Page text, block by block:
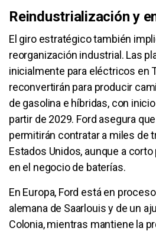
Reindustrialización y
El giro estratégico también
reorganización industrial. Las
inicialmente para eléctricos en
reconvertirán para producir
de gasolina e híbridas, con
partir de 2029. Ford asegura
permitirán contratar a miles de
Estados Unidos, aunque a
en el negocio de baterías.
En Europa, Ford está en
alemana de Saarlouis y de un
Colonia, mientras mantiene la